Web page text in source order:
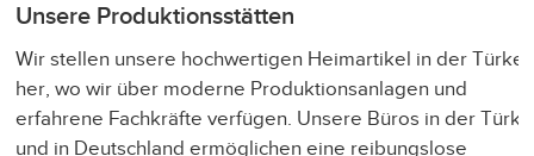
Unsere Produktionsstätten
Wir stellen unsere hochwertigen Heimartikel in der Türkei
her, wo wir über moderne Produktionsanlagen und
erfahrene Fachkräfte verfügen. Unsere Büros in der
und in Deutschland ermöglichen eine reibungslose